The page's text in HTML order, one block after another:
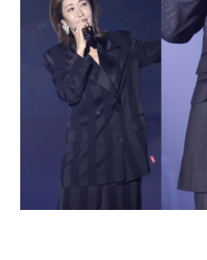
트위 밴드 네이
댓글